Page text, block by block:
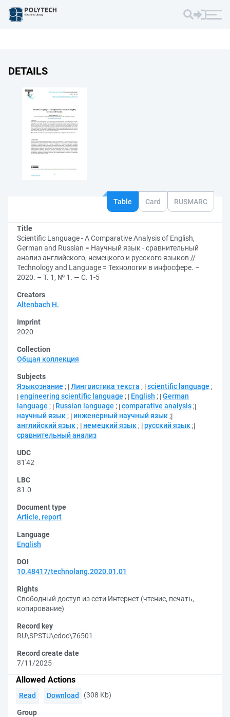
DETAILS
Table Card RUSMARC
Title
Scientific Language - A Comparative Analysis of English,
German and Russian = Научный язык - сравнительный
анализ английского, немецкого и русского языков //
Technology and Language = Технологии в инфосфере. –
2020. – Т. 1, № 1. — С. 1-5
Creators
Altenbach H.
Imprint
2020
Collection
Общая коллекция
Subjects
Языкознание ; Лингвистика текста ; scientific language ;
engineering scientific language ; English ; German
language ; Russian language ; comparative analysis ;
научный язык ; инженерный научный язык ;
английский язык ; немецкий язык ; русский язык ;
сравнительный анализ
UDC
81'42
LBC
81.0
Document type
Article, report
Language
English
DOI
10.48417/technolang.2020.01.01
Rights
Свободный доступ из сети Интернет (чтение, печать,
копирование)
Record key
RU\SPSTU\edoc\76501
Record create date
7/11/2025
Allowed Actions
Read Download (308 Kb)
Group